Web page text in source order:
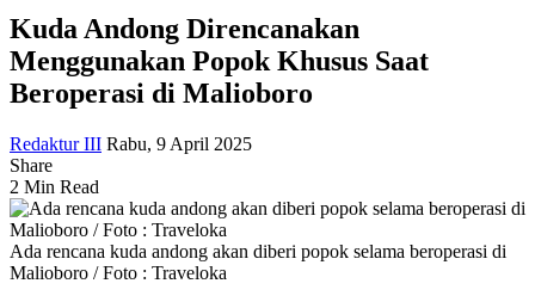
Kuda Andong Direncanakan
Menggunakan Popok Khusus Saat
Beroperasi di Malioboro
Redaktur III Rabu, 9 April 2025
Share
2 Min Read
Ada rencana kuda andong akan diberi popok selama beroperasi di
Malioboro / Foto : Traveloka